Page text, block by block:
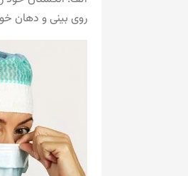
روی بینی و دهان